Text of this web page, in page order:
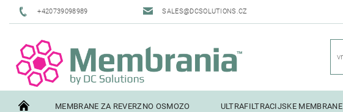
+420739098989 SALES@DCSOLUTIONS.CZ
MEMBRANE ZA REVERZNO OSMOZO ULTRAFILTRACIJSKE MEMBRANE